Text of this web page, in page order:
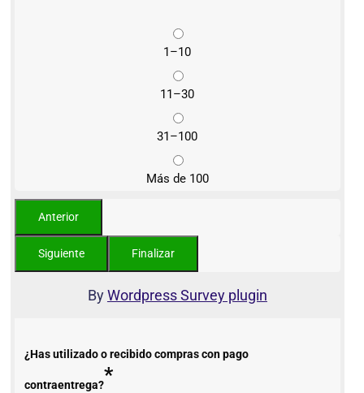
1–10
11–30
31–100
Más de 100
ByWordpress Survey plugin
¿Has utilizado o recibido compras con pago
contraentrega?*